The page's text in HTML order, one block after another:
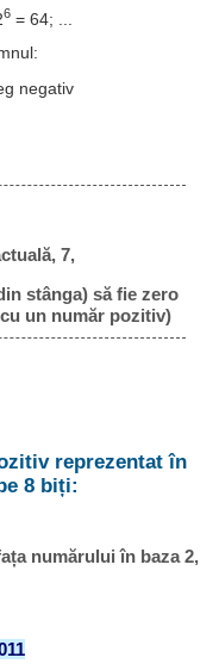
6 = 64; ...
negativ
7,
stânga) să fie zero
un număr pozitiv)
reprezentat în
8 biți:
numărului în baza 2,